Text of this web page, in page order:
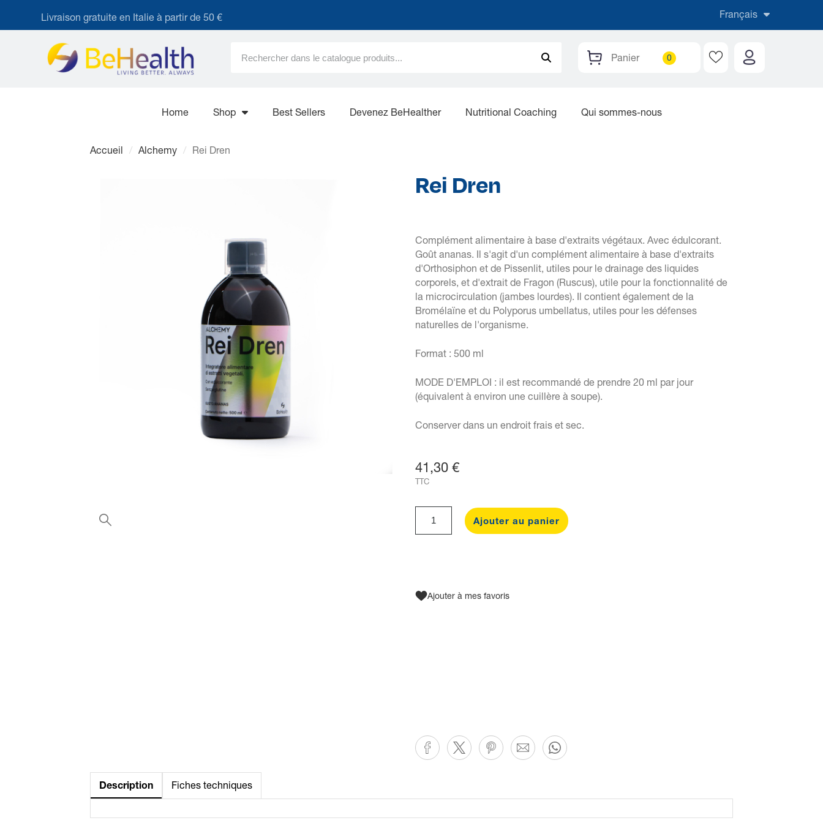
Livraison gratuite en Italie à partir de 50 € Français
Panier
Home Shop Best Sellers Devenez BeHealther Nutritional Coaching Qui sommes-nous
Accueil Alchemy Rei Dren
Rei Dren
Complément alimentaire à base d'extraits végétaux. Avec édulcorant.
Goût ananas. Il s'agit d'un complément alimentaire à base d'extraits
d'Orthosiphon et de Pissenlit, utiles pour le drainage des liquides
corporels, et d'extrait de Fragon (Ruscus), utile pour la fonctionnalité de
la microcirculation (jambes lourdes). Il contient également de la
Bromélaïne et du Polyporus umbellatus, utiles pour les défenses
naturelles de l'organisme.
Format : 500 ml
MODE D'EMPLOI : il est recommandé de prendre 20 ml par jour
(équivalent à environ une cuillère à soupe).
Conserver dans un endroit frais et sec.
41,30 €
TTC
Ajouter au panier
Ajouter à mes favoris
Description Fiches techniques